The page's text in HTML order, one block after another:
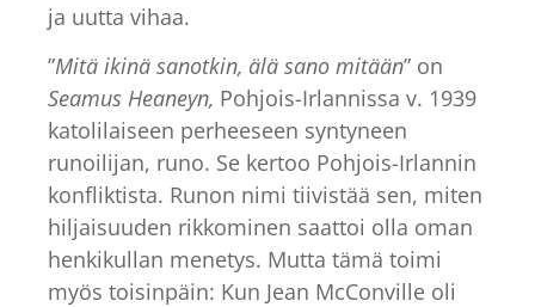
ja uutta vihaa.
”Mitä ikinä sanotkin, älä sano mitään” on
Seamus Heaneyn, Pohjois-Irlannissa v. 1939
katolilaiseen perheeseen syntyneen
runoilijan, runo. Se kertoo Pohjois-Irlannin
konfliktista. Runon nimi tiivistää sen, miten
hiljaisuuden rikkominen saattoi olla oman
henkikullan menetys. Mutta tämä toimi
myös toisinpäin: Kun Jean McConville oli